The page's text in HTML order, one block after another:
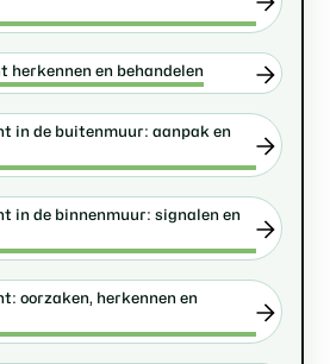
herkennen en behandelen
in de buitenmuur: aanpak en
in de binnenmuur: signalen en
oorzaken, herkennen en